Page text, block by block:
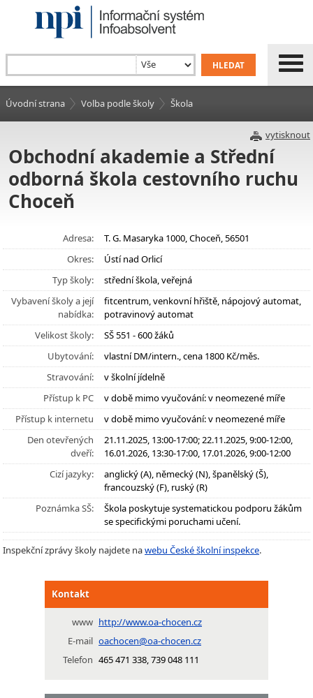
Úvodní strana Volba podle školy Škola
vytisknout
Obchodní akademie a Střední
odborná škola cestovního ruchu
Choceň
Adresa:
T. G. Masaryka 1000, Choceň, 56501
Okres:
Ústí nad Orlicí
Typ školy:
střední škola, veřejná
Vybavení školy a její
nabídka:
fitcentrum, venkovní hřiště, nápojový automat,
potravinový automat
Velikost školy:
SŠ 551 - 600 žáků
Ubytování:
vlastní DM/intern., cena 1800 Kč/měs.
Stravování:
v školní jídelně
Přístup k PC
v době mimo vyučování: v neomezené míře
Přístup k internetu
v době mimo vyučování: v neomezené míře
Den otevřených
dveří:
21.11.2025, 13:00-17:00; 22.11.2025, 9:00-12:00,
16.01.2026, 13:30-17:00, 17.01.2026, 9:00-12:00
Cizí jazyky:
anglický (A), německý (N), španělský (Š),
francouzský (F), ruský (R)
Poznámka SŠ:
Škola poskytuje systematickou podporu žákům
se specifickými poruchami učení.
Inspekční zprávy školy najdete nawebu České školní inspekce.
Kontakt
www http://www.oa-chocen.cz
E-mail oachocen@oa-chocen.cz
Telefon 465 471 338, 739 048 111